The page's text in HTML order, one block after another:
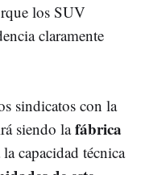
los SUV
claramente
sindicatos con la
siendo lafábrica
capacidad técnica